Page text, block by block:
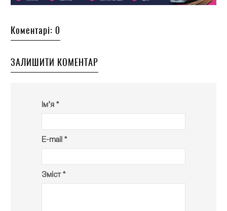
Коментарі: 0
ЗАЛИШИТИ КОМЕНТАР
Ім’я *
E-mail *
Зміст *